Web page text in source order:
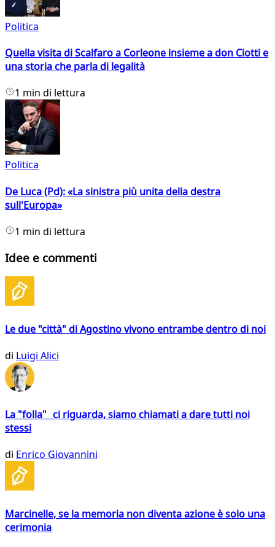
Politica
Quella visita di Scalfaro a Corleone insieme a don Ciotti e
una storia che parla di legalità
1 min di lettura
Politica
De Luca (Pd): «La sinistra più unita della destra
sull'Europa»
1 min di lettura
Idee e commenti
Le due "città" di Agostino vivono entrambe dentro di noi
di Luigi Alici
La "folla" ci riguarda, siamo chiamati a dare tutti noi
stessi
di Enrico Giovannini
Marcinelle, se la memoria non diventa azione è solo una
cerimonia